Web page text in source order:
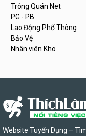
Trông Quán Net
PG - PB
Lao Động Phổ Thông
Bảo Vệ
Nhân viên Kho
Website Tuyển Dụng –